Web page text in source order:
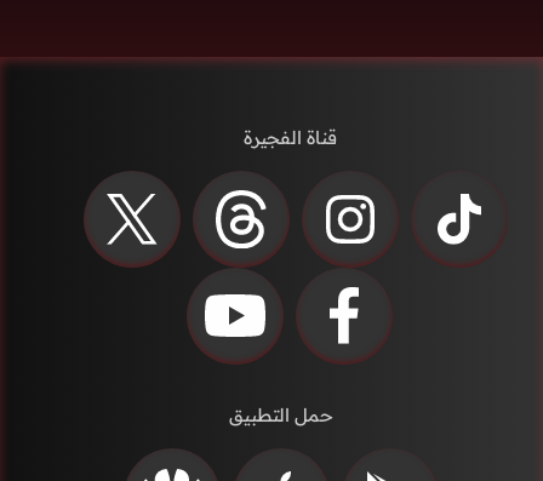
قناة الفجيرة
حمل التطبيق